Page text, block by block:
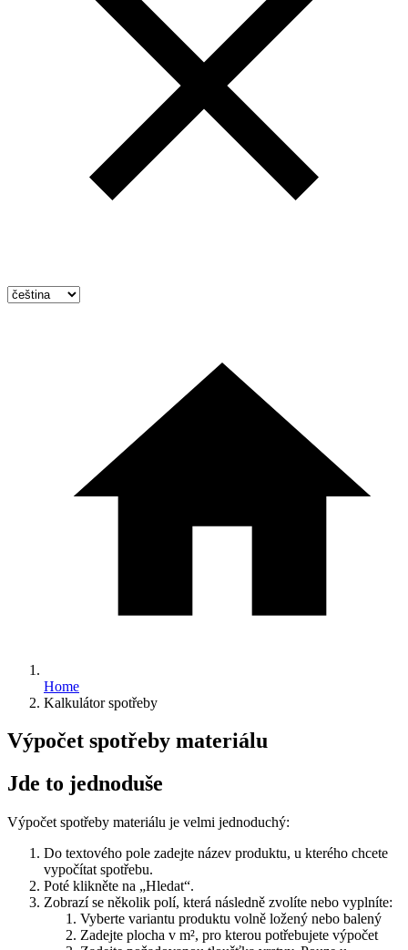
Home
Kalkulátor spotřeby
Výpočet spotřeby materiálu
Jde to jednoduše
Výpočet spotřeby materiálu je velmi jednoduchý:
Do textového pole zadejte název produktu, u kterého chcete
vypočítat spotřebu.
Poté klikněte na „Hledat“.
Zobrazí se několik polí, která následně zvolíte nebo vyplníte:
Vyberte variantu produktu volně ložený nebo balený
Zadejte plocha v m², pro kterou potřebujete výpočet